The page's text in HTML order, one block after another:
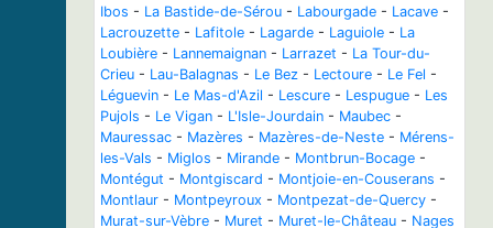
Ibos - La Bastide-de-Sérou - Labourgade - Lacave -
Lacrouzette - Lafitole - Lagarde - Laguiole - La
Loubière - Lannemaignan - Larrazet - La Tour-du-
Crieu - Lau-Balagnas - Le Bez - Lectoure - Le Fel -
Léguevin - Le Mas-d'Azil - Lescure - Lespugue - Les
Pujols - Le Vigan - L'Isle-Jourdain - Maubec -
Mauressac - Mazères - Mazères-de-Neste - Mérens-
les-Vals - Miglos - Mirande - Montbrun-Bocage -
Montégut - Montgiscard - Montjoie-en-Couserans -
Montlaur - Montpeyroux - Montpezat-de-Quercy -
Murat-sur-Vèbre - Muret - Muret-le-Château - Nages